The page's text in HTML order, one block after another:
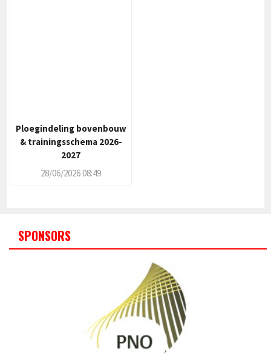
Ploegindeling bovenbouw
& trainingsschema 2026-
2027
28/06/2026 08:49
SPONSORS